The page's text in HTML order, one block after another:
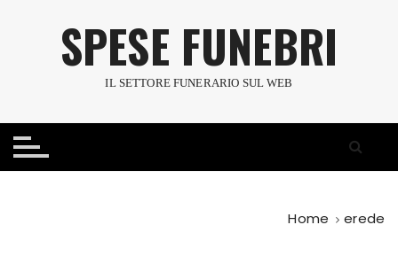
a
SPESE FUNEBRI
IL SETTORE FUNERARIO SUL WEB
Home erede